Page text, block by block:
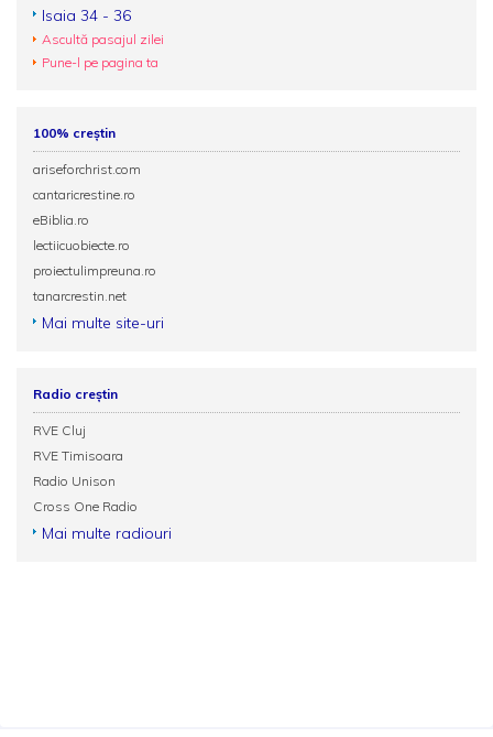
Isaia 34 - 36
Ascultă pasajul zilei
Pune-l pe pagina ta
100% creștin
ariseforchrist.com
cantaricrestine.ro
eBiblia.ro
lectiicuobiecte.ro
proiectulimpreuna.ro
tanarcrestin.net
Mai multe site-uri
Radio creștin
RVE Cluj
RVE Timisoara
Radio Unison
Cross One Radio
Mai multe radiouri